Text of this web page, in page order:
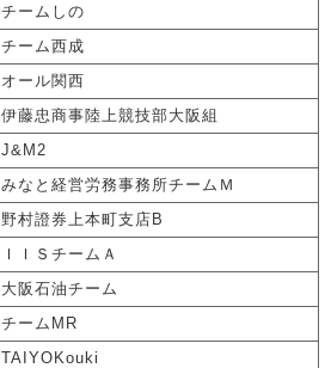
チームしの
チーム西成
オール関西
伊藤忠商事陸上競技部大阪組
J&M2
みなと経営労務事務所チームＭ
野村證券上本町支店B
ＩＩＳチームＡ
大阪石油チーム
チームMR
TAIYOKouki